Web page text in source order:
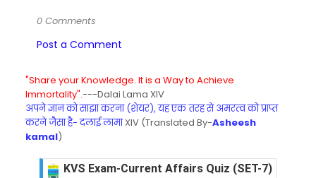
0 Comments
Post a Comment
"Share your Knowledge. It is a Way to Achieve
Immortality".---Dalai Lama XIV
अपने ज्ञान को साझा करना (शेयर), यह एक तरह से अमरत्व को प्राप्त
करने जैसा है- दलाई लामाXIV (Translated By-Asheesh
kamal)
KVS Exam-Current Affairs Quiz (SET-6) in